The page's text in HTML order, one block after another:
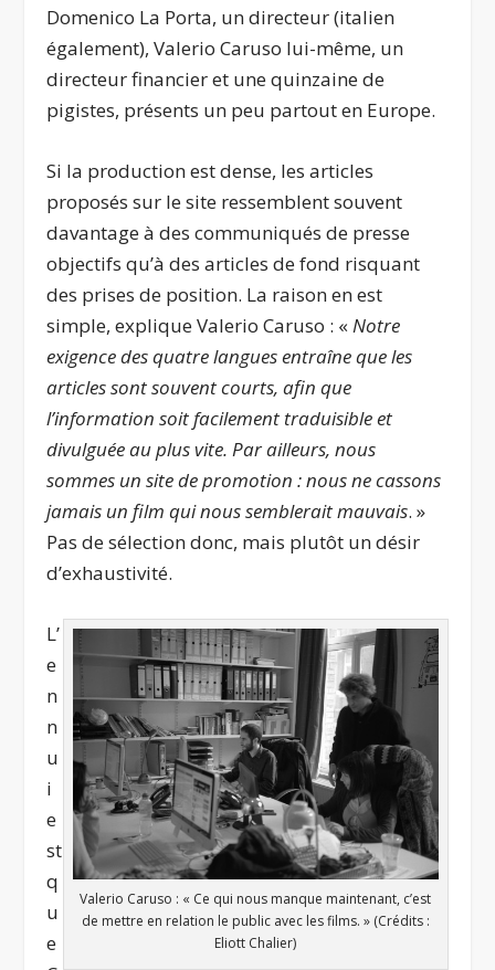
Domenico La Porta, un directeur (italien
également), Valerio Caruso lui-même, un
directeur financier et une quinzaine de
pigistes, présents un peu partout en Europe.
Si la production est dense, les articles
proposés sur le site ressemblent souvent
davantage à des communiqués de presse
objectifs qu’à des articles de fond risquant
des prises de position. La raison en est
simple, explique Valerio Caruso : «Notre
exigence des quatre langues entraîne que les
articles sont souvent courts, afin que
l’information soit facilement traduisible et
divulguée au plus vite. Par ailleurs, nous
sommes un site de promotion : nous ne cassons
jamais un film qui nous semblerait mauvais. »
Pas de sélection donc, mais plutôt un désir
d’exhaustivité.
Valerio Caruso : « Ce qui nous manque maintenant, c’est
de mettre en relation le public avec les films. » (Crédits :
Eliott Chalier)
L’
e
n
n
u
i
e
st
q
u
e